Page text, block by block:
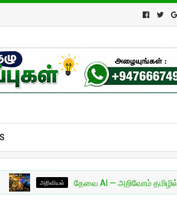
அறிவியல் தேவை AI — அறிவோம் தமிழில்! - பாகம் 01